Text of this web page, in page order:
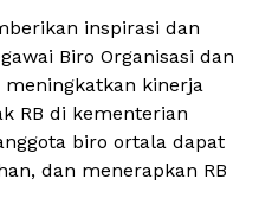
inspirasi dan
Biro Organisasi dan
meningkatkan kinerja
RB di kementerian
biro ortala dapat
, dan menerapkan RB